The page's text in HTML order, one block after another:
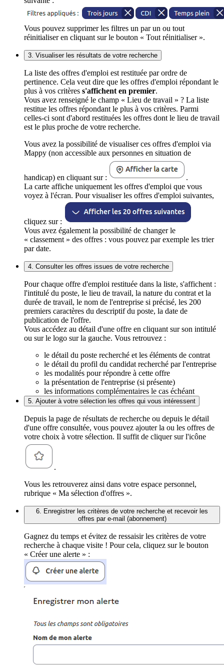
Vous pouvez supprimer les filtres un par un ou tout
réinitialiser en cliquant sur le bouton « Tout réinitialiser ».
3. Visualiser les résultats de votre recherche
La liste des offres d'emploi est restituée par ordre de
pertinence. Cela veut dire que les offres d'emploi répondant le
plus à vos critères s'affichent en premier.
Vous avez renseigné le champ « Lieu de travail » ? La liste
restitue les offres répondant le plus à vos critères. Parmi
celles-ci sont d'abord restituées les offres dont le lieu de travail
est le plus proche de votre recherche.
Vous avez la possibilité de visualiser ces offres d'emploi via
Mappy (non accessible aux personnes en situation de
handicap) en cliquant sur :
.
La carte affiche uniquement les offres d'emploi que vous
voyez à l'écran. Pour visualiser les offres d'emploi suivantes,
cliquez sur :
Vous avez également la possibilité de changer le
« classement » des offres : vous pouvez par exemple les trier
par date.
4. Consulter les offres issues de votre recherche
Pour chaque offre d'emploi restituée dans la liste, s'affichent :
l'intitulé du poste, le lieu de travail, la nature du contrat et la
durée de travail, le nom de l'entreprise si précisé, les 200
premiers caractères du descriptif du poste, la date de
publication de l'offre.
Vous accédez au détail d'une offre en cliquant sur son intitulé
ou sur le logo sur la gauche. Vous retrouvez :
le détail du poste recherché et les éléments de contrat
le détail du profil du candidat recherché par l'entreprise
les modalités pour répondre à cette offre
la présentation de l'entreprise (si présente)
les informations complémentaires le cas échéant
5. Ajouter à votre sélection les offres qui vous intéressent
Depuis la page de résultats de recherche ou depuis le détail
d'une offre consultée, vous pouvez ajouter la ou les offres de
votre choix à votre sélection. Il suffit de cliquer sur l'icône
.
Vous les retrouverez ainsi dans votre espace personnel,
rubrique « Ma sélection d'offres ».
6. Enregistrer les critères de votre recherche et recevoir les
offres par e-mail (abonnement)
Gagnez du temps et évitez de ressaisir les critères de votre
recherche à chaque visite ! Pour cela, cliquez sur le bouton
« Créer une alerte » :